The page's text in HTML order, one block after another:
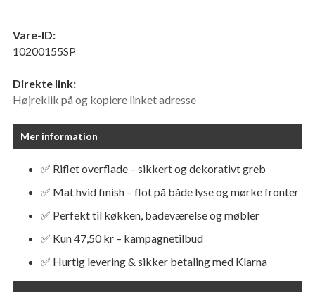
Vare-ID:
10200155SP
Direkte link:
Højreklik på og kopiere linket adresse
Mer information
✅ Riflet overflade – sikkert og dekorativt greb
✅ Mat hvid finish – flot på både lyse og mørke fronter
✅ Perfekt til køkken, badeværelse og møbler
✅ Kun 47,50 kr – kampagnetilbud
✅ Hurtig levering & sikker betaling med Klarna